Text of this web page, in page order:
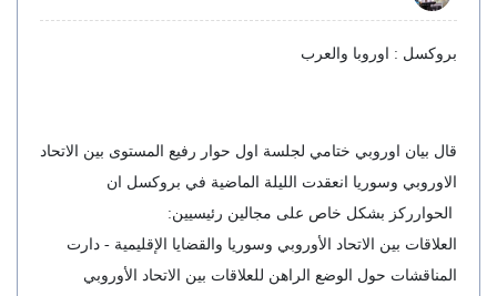
بروكسل : اوروبا والعرب
قال بيان اوروبي ختامي لجلسة اول حوار رفيع المستوى بين الاتحاد
الاوروبي وسوريا انعقدت الليلة الماضية في بروكسل ان
الحوارركز بشكل خاص على مجالين رئيسيين:
العلاقات بين الاتحاد الأوروبي وسوريا والقضايا الإقليمية - دارت
المناقشات حول الوضع الراهن للعلاقات بين الاتحاد الأوروبي